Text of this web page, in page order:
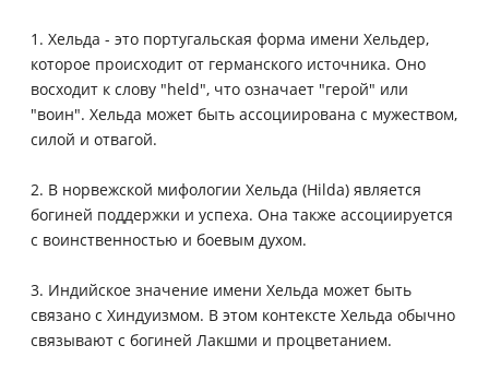
1. Хельда - это португальская форма имени Хельдер,
которое происходит от германского источника. Оно
восходит к слову "held", что означает "герой" или
"воин". Хельда может быть ассоциирована с мужеством,
силой и отвагой.
2. В норвежской мифологии Хельда (Hilda) является
богиней поддержки и успеха. Она также ассоциируется
с воинственностью и боевым духом.
3. Индийское значение имени Хельда может быть
связано с Хиндуизмом. В этом контексте Хельда обычно
связывают с богиней Лакшми и процветанием.